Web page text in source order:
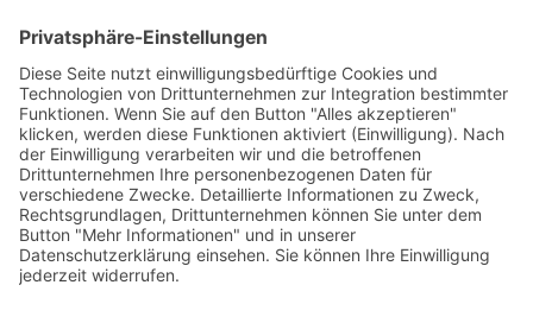
Beginnen Sie mit der Eingabe, um die gewünschten Beiträge
anzuzeigen.
Kostenloser Versand ab 75,- €